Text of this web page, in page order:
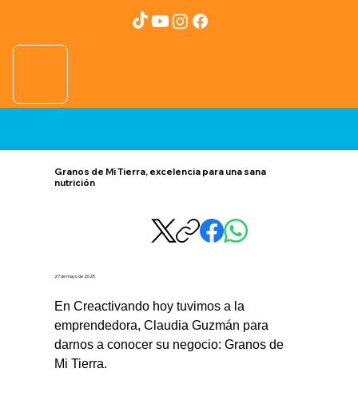
Granos de Mi Tierra, excelencia para una sana
nutrición
27 de mayo de 2025
En Creactivando hoy tuvimos a la
emprendedora, Claudia Guzmán para
darnos a conocer su negocio: Granos de
Mi Tierra.